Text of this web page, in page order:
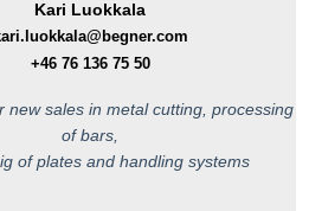
Kari Luokkala
+46 76 136 75 50
new sales in metal cutting, processing
of bars,
of plates and handling systems